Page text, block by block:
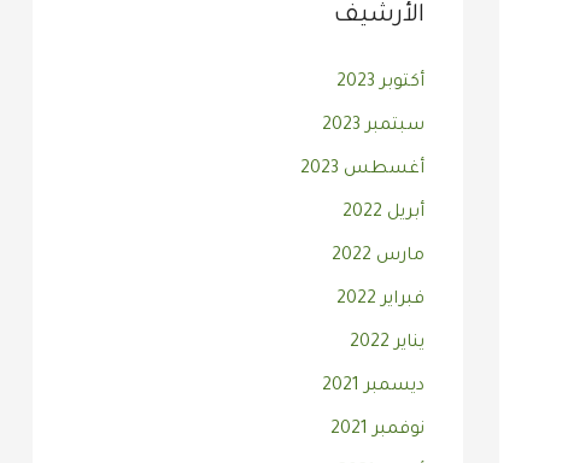
الأرشيف
أكتوبر 2023
سبتمبر 2023
أغسطس 2023
أبريل 2022
مارس 2022
فبراير 2022
يناير 2022
ديسمبر 2021
نوفمبر 2021